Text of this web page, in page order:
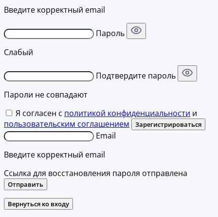
Введите корректный email
Пароль
Слабый
Подтвердите пароль
Пароли не совпадают
Я согласен с политикой конфиденциальности и
пользовательским соглашением
Зарегистрироваться
Email
Введите корректный email
Ссылка для восстановления пароля отправлена
Отправить
Вернуться ко входу